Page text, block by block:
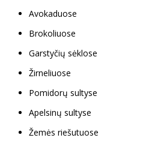
Avokaduose
Brokoliuose
Garstyčių sėklose
Žirneliuose
Pomidorų sultyse
Apelsinų sultyse
Žemės riešutuose